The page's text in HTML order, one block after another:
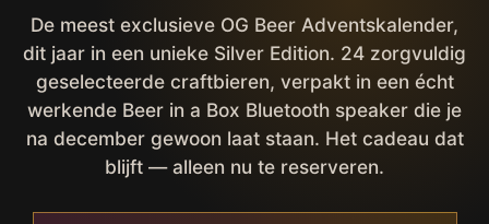
De meest exclusieve OG Beer Adventskalender,
dit jaar in een unieke Silver Edition. 24 zorgvuldig
geselecteerde craftbieren, verpakt in een écht
werkende Beer in a Box Bluetooth speaker die je
na december gewoon laat staan. Het cadeau dat
blijft — alleen nu te reserveren.